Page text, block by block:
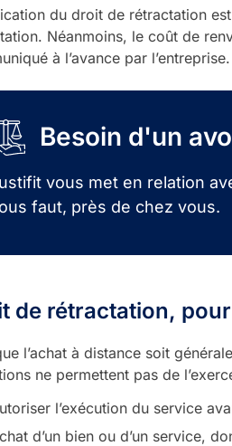
du droit de rétractation
Néanmoins, le coût de
à l’avance par l’entreprise.
Besoin d'un
vous met en relation
faut, près de chez vous.
de rétractation,
l’achat à distance soit
ne permettent pas de
l’exécution du service
d’un bien ou d’un service,